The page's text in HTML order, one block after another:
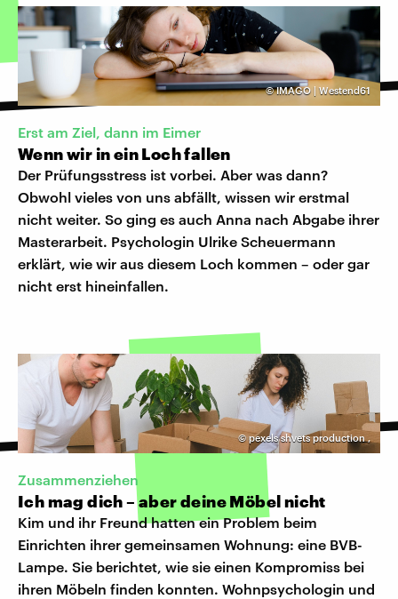
©IMAGO | Westend61
Erst am Ziel, dann im Eimer
Wenn wir in ein Loch fallen
Der Prüfungsstress ist vorbei. Aber was dann?
Obwohl vieles von uns abfällt, wissen wir erstmal
nicht weiter. So ging es auch Anna nach Abgabe ihrer
Masterarbeit. Psychologin Ulrike Scheuermann
erklärt, wie wir aus diesem Loch kommen – oder gar
nicht erst hineinfallen.
©pexels shvets production ,
Zusammenziehen
Ich mag dich – aber deine Möbel nicht
Kim und ihr Freund hatten ein Problem beim
Einrichten ihrer gemeinsamen Wohnung: eine BVB-
Lampe. Sie berichtet, wie sie einen Kompromiss bei
ihren Möbeln finden konnten. Wohnpsychologin und